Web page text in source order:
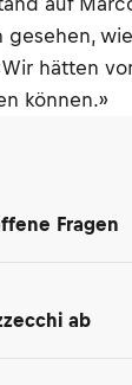
hätten
können.»
Fragen
ab